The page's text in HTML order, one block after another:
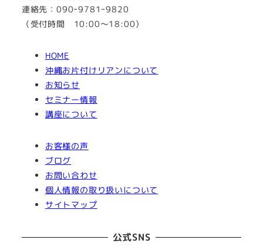
連絡先：090ｰ9781ｰ9820
（受付時間 10:00～18:00）
HOME
沖縄お片付けリアンについて
お知らせ
セミナー情報
講座について
お客様の声
ブログ
お問い合わせ
個人情報の取り扱いについて
サイトマップ
公式SNS